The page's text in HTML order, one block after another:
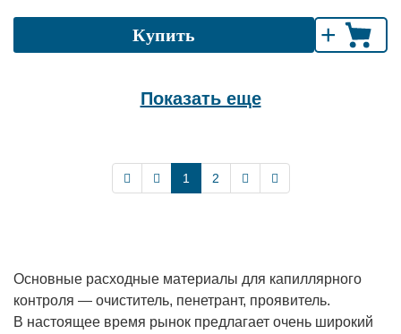
Купить +
Показать еще
1 2
Основные расходные материалы для капиллярного
контроля — очиститель, пенетрант, проявитель.
В настоящее время рынок предлагает очень широкий